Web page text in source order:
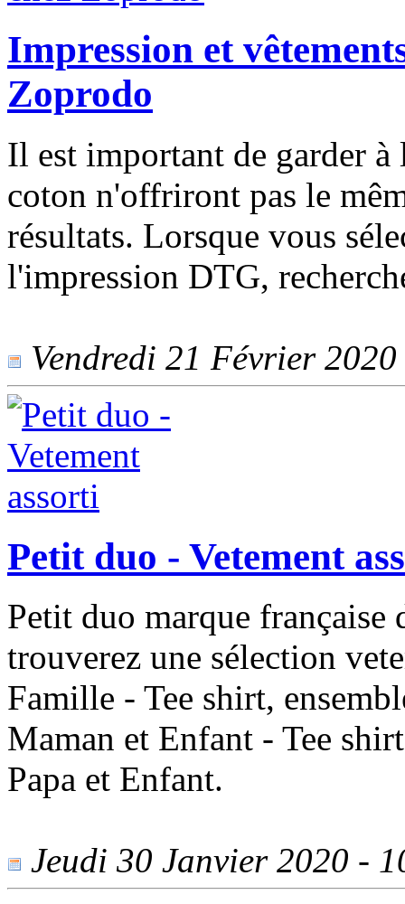
Impression et
Zoprodo
Il est important de garder à
coton n'offriront pas le
résultats. Lorsque vous
l'impression DTG,
Vendredi 21 Février
Petit duo - Vetement
Petit duo marque française
trouverez une sélection
Famille - Tee shirt,
Maman et Enfant - Tee
Papa et Enfant.
Jeudi 30 Janvier 2020 -